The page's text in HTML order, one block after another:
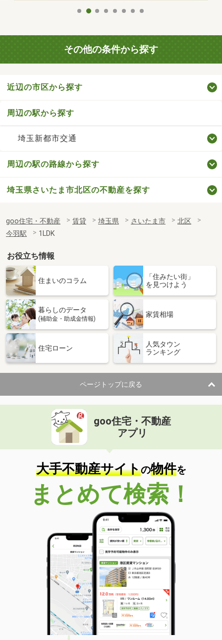
その他の条件から探す
近辺の市区から探す
周辺の駅から探す
埼玉新都市交通
周辺の駅の路線から探す
埼玉県さいたま市北区の不動産を探す
goo住宅・不動産 賃貸 埼玉県 さいたま市
北区
今羽駅
1LDK
お役立ち情報
住まいのコラム
「住みたい街」
を見つけよう
暮らしのデータ
(補助金・助成金情報)
家賃相場
住宅ローン
人気タウン
ランキング
ページトップに戻る
goo住宅・不動産
アプリ
大手不動産サイトの物件を
まとめて検索！